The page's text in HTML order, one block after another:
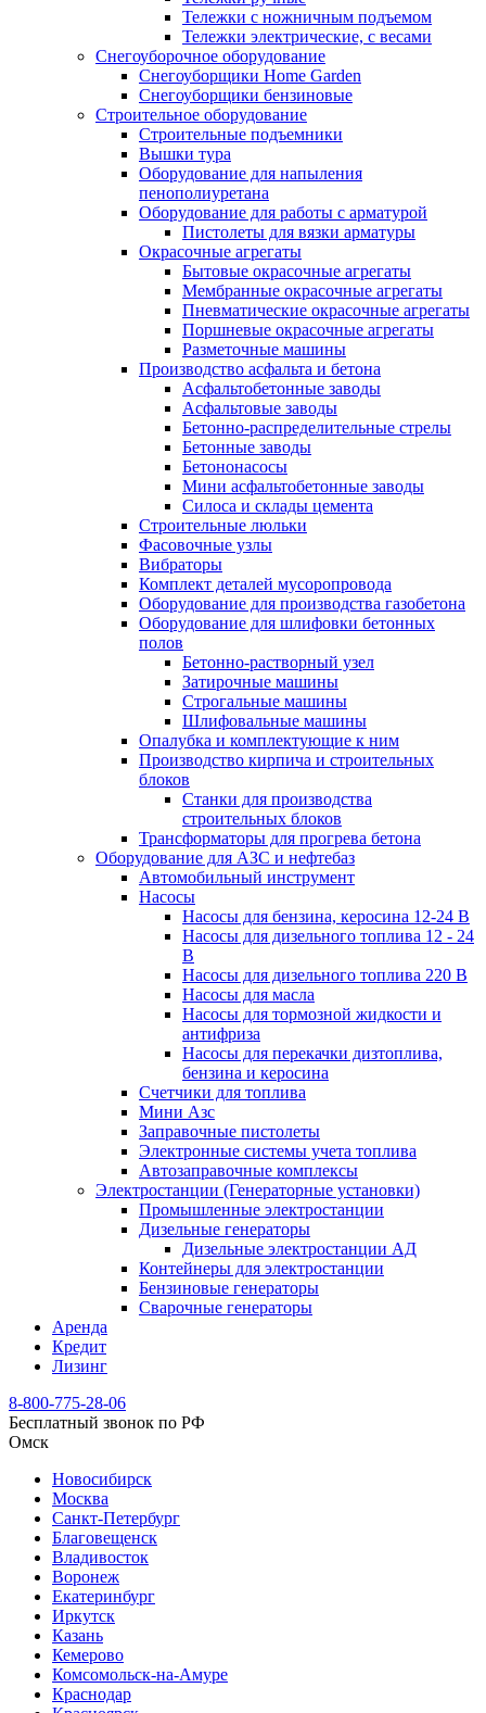
Тележки с ножничным подъемом
Тележки электрические, с весами
Снегоуборочное оборудование
Снегоуборщики Home Garden
Снегоуборщики бензиновые
Строительное оборудование
Cтроительные подъемники
Вышки тура
Оборудование для напыления
пенополиуретана
Оборудование для работы с арматурой
Пистолеты для вязки арматуры
Окрасочные агрегаты
Бытовые окрасочные агрегаты
Мембранные окрасочные агрегаты
Пневматические окрасочные агрегаты
Поршневые окрасочные агрегаты
Разметочные машины
Производство асфальта и бетона
Асфальтобетонные заводы
Асфальтовые заводы
Бетонно-распределительные стрелы
Бетонные заводы
Бетононасосы
Мини асфальтобетонные заводы
Силоса и склады цемента
Строительные люльки
Фасовочные узлы
Вибраторы
Комплект деталей мусоропровода
Оборудование для производства газобетона
Оборудование для шлифовки бетонных
полов
Бетонно-растворный узел
Затирочные машины
Строгальные машины
Шлифовальные машины
Опалубка и комплектующие к ним
Производство кирпича и строительных
блоков
Cтанки для производства
строительных блоков
Трансформаторы для прогрева бетона
Оборудование для АЗС и нефтебаз
Автомобильный инструмент
Насосы
Насосы для бензина, керосина 12-24 В
Насосы для дизельного топлива 12 - 24
В
Насосы для дизельного топлива 220 В
Насосы для масла
Насосы для тормозной жидкости и
антифриза
Насосы для перекачки дизтоплива,
бензина и керосина
Счетчики для топлива
Мини Азс
Заправочные пистолеты
Электронные системы учета топлива
Автозаправочные комплексы
Электростанции (Генераторные установки)
Промышленные электростанции
Дизельные генераторы
Дизельные электростанции АД
Контейнеры для электростанции
Бензиновые генераторы
Сварочные генераторы
Аренда
Кредит
Лизинг
8-800-775-28-06
Бесплатный звонок по РФ
Омск
Новосибирск
Москва
Санкт-Петербург
Благовещенск
Владивосток
Воронеж
Екатеринбург
Иркутск
Казань
Кемерово
Комсомольск-на-Амуре
Краснодар